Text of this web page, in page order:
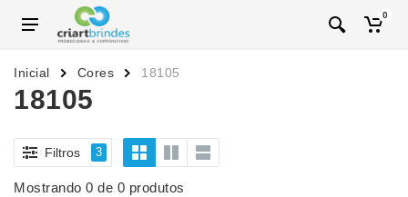
0
Inicial Cores 18105
18105
Filtros 3
Mostrando 0 de 0 produtos